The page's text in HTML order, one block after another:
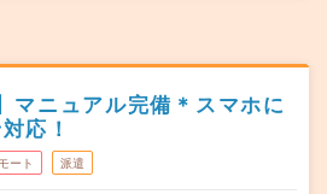
マニュアル完備＊スマホに
応！
ート 派遣